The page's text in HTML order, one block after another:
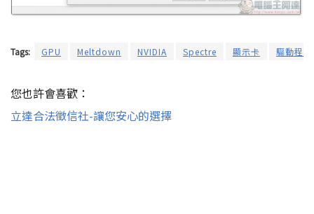
Tags: GPU Meltdown NVIDIA Spectre 顯示卡 驅動程式
您也許會喜歡：
立達合法徵信社-讓您安心的選擇